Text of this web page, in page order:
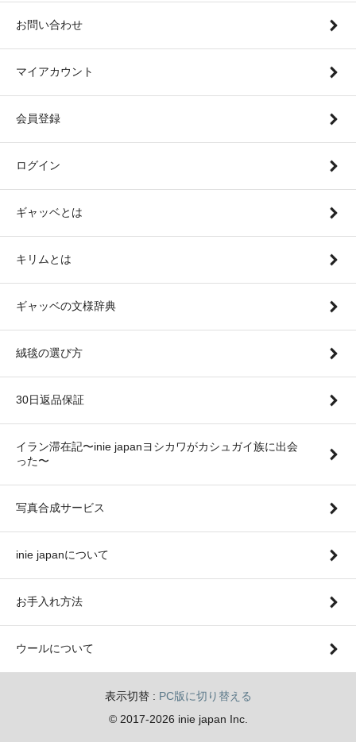
お問い合わせ
マイアカウント
会員登録
ログイン
ギャッベとは
キリムとは
ギャッベの文様辞典
絨毯の選び方
30日返品保証
イラン滞在記〜inie japanヨシカワがカシュガイ族に出会
った〜
写真合成サービス
inie japanについて
お手入れ方法
ウールについて
表示切替 : PC版に切り替える
© 2017-2026 inie japan Inc.